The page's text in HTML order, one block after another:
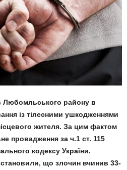
Любомльського району в
із тілесними ушкодженнями
жителя. За цим фактом
провадження за ч.1 ст. 115
кодексу України.
що злочин вчинив 33-